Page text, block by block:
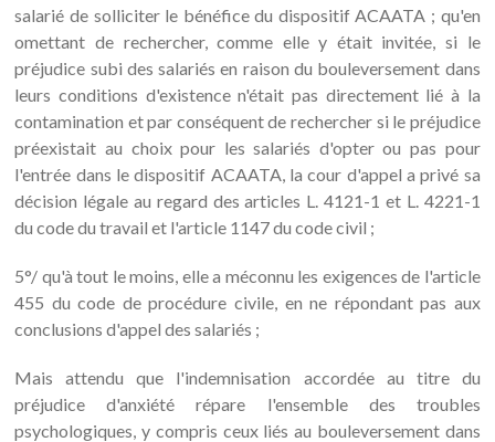
salarié de solliciter le bénéfice du dispositif ACAATA ; qu'en
omettant de rechercher, comme elle y était invitée, si le
préjudice subi des salariés en raison du bouleversement dans
leurs conditions d'existence n'était pas directement lié à la
contamination et par conséquent de rechercher si le préjudice
préexistait au choix pour les salariés d'opter ou pas pour
l'entrée dans le dispositif ACAATA, la cour d'appel a privé sa
décision légale au regard des articles L. 4121-1 et L. 4221-1
du code du travail et l'article 1147 du code civil ;
5°/ qu'à tout le moins, elle a méconnu les exigences de l'article
455 du code de procédure civile, en ne répondant pas aux
conclusions d'appel des salariés ;
Mais attendu que l'indemnisation accordée au titre du
préjudice d'anxiété répare l'ensemble des troubles
psychologiques, y compris ceux liés au bouleversement dans